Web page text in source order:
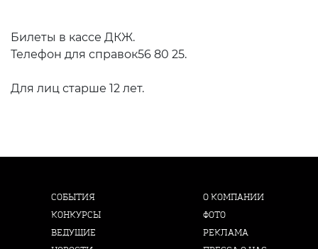
Билеты в кассе ДКЖ.
Телефон для справок56 80 25.
Для лиц старше 12 лет.
СОБЫТИЯ
КОНКУРСЫ
ВЕДУЩИЕ
О КОМПАНИИ
ФОТО
РЕКЛАМА